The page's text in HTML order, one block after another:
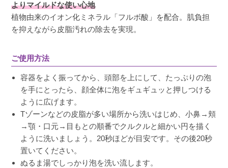
よりマイルドな使い心地
植物由来のイオン化ミネラル「フルボ酸」を配合。肌負担
を抑えながら皮脂汚れの除去を実現。
ご使用方法
容器をよく振ってから、頭部を上にして、たっぷりの泡
を手にとったら、顔全体に泡をギュギュッと押しつける
ように広げます。
Tゾーンなどの皮脂が多い場所から洗いはじめ、小鼻→頬
→顎・口元→目もとの順番でクルクルと細かい円を描く
ように洗いましょう。20秒ほどが目安です。その後20秒
置いてください。
ぬるま湯でしっかり泡を洗い流します。